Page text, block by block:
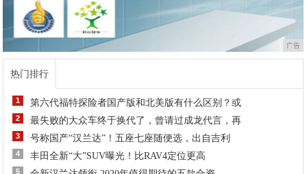
广告
热门排行
1 第六代福特探险者国产版和北美版有什么区别？或
2 最失败的大众车终于换代了，曾请过成龙代言，再
3 号称国产“汉兰达”！五座七座随便选，出自吉利
4 丰田全新“大”SUV曝光！比RAV4定位更高
5